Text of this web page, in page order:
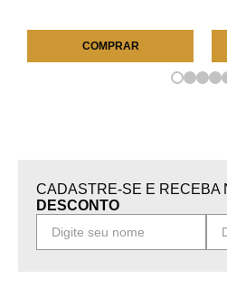
COMPRAR
CADASTRE-SE E RECEBA
DESCONTO